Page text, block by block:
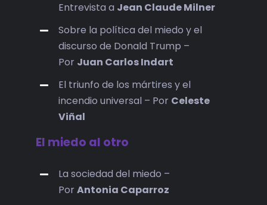
Entrevista a Jean Claude Milner
Sobre la política del miedo y el
discurso de Donald Trump –
Por Juan Carlos Indart
El triunfo de los mártires y el
incendio universal – Por Celeste
Viñal
El miedo al otro
La sociedad del miedo –
PorAntonia Caparroz